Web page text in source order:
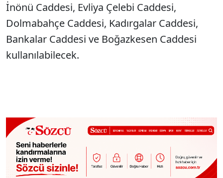
İnönü Caddesi, Evliya Çelebi Caddesi,
Dolmabahçe Caddesi, Kadırgalar Caddesi,
Bankalar Caddesi ve Boğazkesen Caddesi
kullanılabilecek.